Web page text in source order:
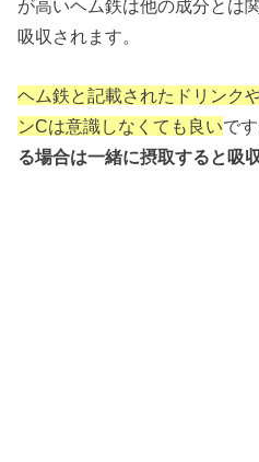
が高いヘム鉄は他の成分とは
吸収されます。
ヘム鉄と記載されたドリンク
ンCは意識しなくても良いで
る場合は一緒に摂取すると吸